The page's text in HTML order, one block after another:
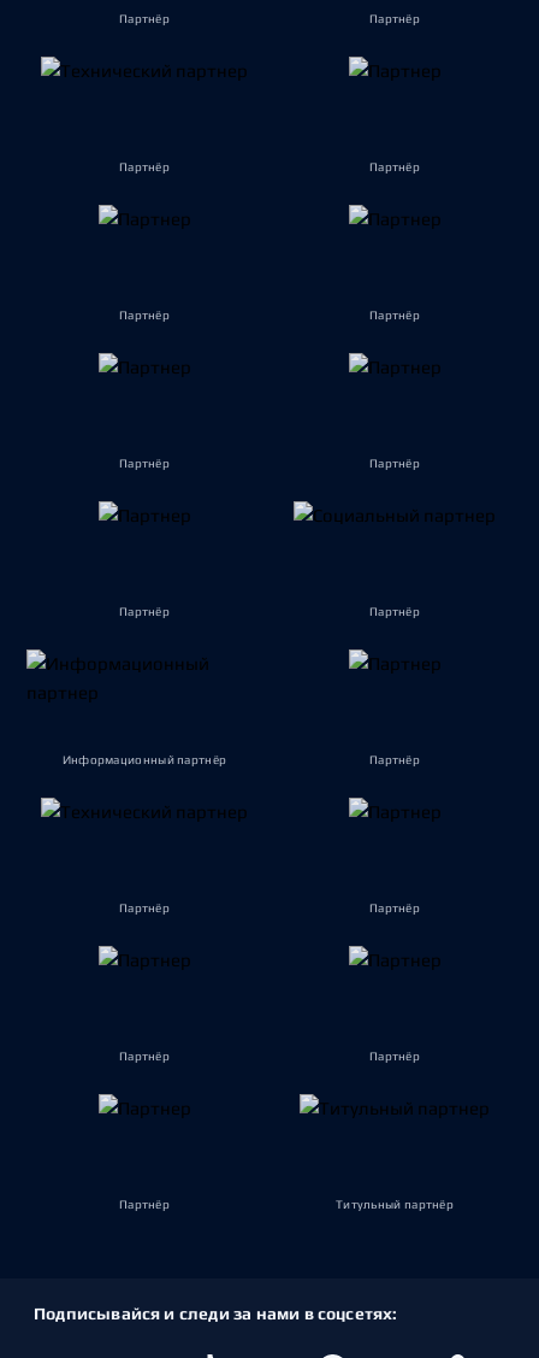
Партнёр Партнёр
Партнёр Партнёр
Партнёр Партнёр
Партнёр Партнёр
Партнёр Партнёр
Информационный партнёр Партнёр
Партнёр Партнёр
Партнёр Партнёр
Партнёр Титульный партнёр
Подписывайся и следи за нами в соцсетях: